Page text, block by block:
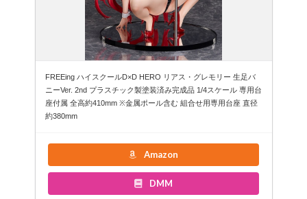
FREEing ハイスクールD×D HERO リアス・グレモリー 生足バ
ニーVer. 2nd プラスチック製塗装済み完成品 1/4スケール 専用台
座付属 全高約410mm ※金属ポール含む 組合せ用専用台座 直径
約380mm
Amazon
DMM